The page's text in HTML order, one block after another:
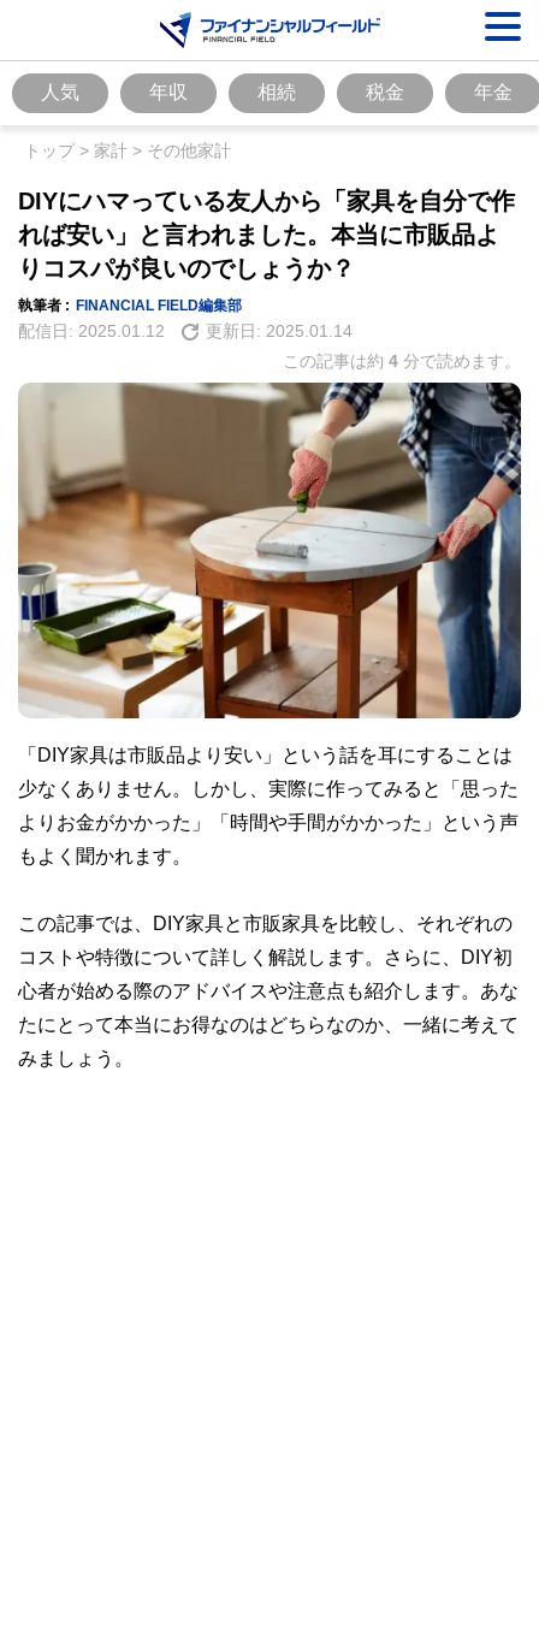
人気 年収 相続 税金 年金
トップ> 家計 > その他家計
DIYにハマっている友人から「家具を自分で作
れば安い」と言われました。本当に市販品よ
りコスパが良いのでしょうか？
執筆者 : FINANCIAL FIELD編集部
配信日: 2025.01.12 更新日: 2025.01.14
この記事は約 4 分で読めます。
「DIY家具は市販品より安い」という話を耳にすることは
少なくありません。しかし、実際に作ってみると「思った
よりお金がかかった」「時間や手間がかかった」という声
もよく聞かれます。
この記事では、DIY家具と市販家具を比較し、それぞれの
コストや特徴について詳しく解説します。さらに、DIY初
心者が始める際のアドバイスや注意点も紹介します。あな
たにとって本当にお得なのはどちらなのか、一緒に考えて
みましょう。